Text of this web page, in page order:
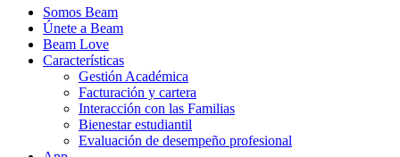
Somos Beam
Únete a Beam
Beam Love
Características
Gestión Académica
Facturación y cartera
Interacción con las Familias
Bienestar estudiantil
Evaluación de desempeño profesional